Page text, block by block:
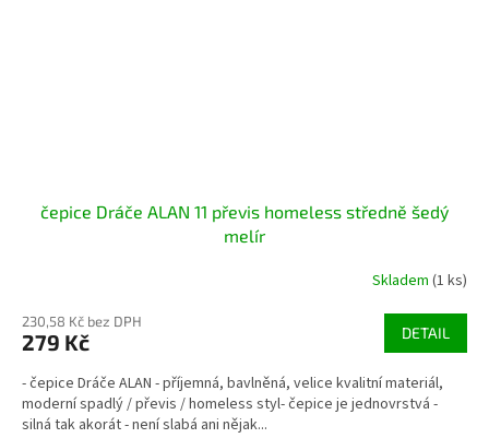
čepice Dráče ALAN 11 převis homeless středně šedý
melír
Skladem (1 ks)
230,58 Kč bez DPH
279 Kč DETAIL
- čepice Dráče ALAN - příjemná, bavlněná, velice kvalitní materiál,
moderní spadlý / převis / homeless styl- čepice je jednovrstvá -
silná tak akorát - není slabá ani nějak...